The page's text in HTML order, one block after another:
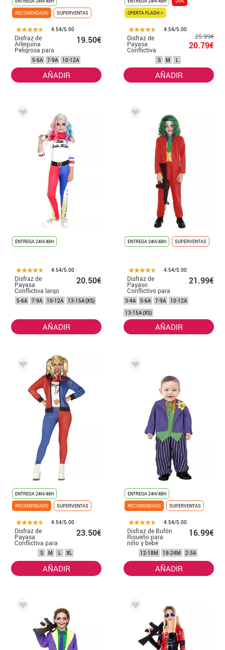
RECOMENDADO
SUPERVENTAS
4.54/5.00
Disfraz de
Arlequina
Peligrosa para
niña
19.50€
5-6A 7-9A 10-12A
AÑADIR
OFERTA FLASH ⚡
4.54/5.00
Disfraz de
Payasa
Conflictiva
dorada para
25.99€
20.79€
S M L
AÑADIR
ENTREGA 24H/48H
4.54/5.00
Disfraz de
Payasa
Conflictiva largo
para niña
20.50€
5-6A 7-9A 10-12A 13-15A (XS)
AÑADIR
ENTREGA 24H/48H SUPERVENTAS
4.54/5.00
Disfraz de
Payaso
Conflictivo para
niño
21.99€
3-4A 5-6A 7-9A
10-12A
13-15A (XS)
AÑADIR
ENTREGA 24H/48H
RECOMENDADO
SUPERVENTAS
4.54/5.00
Disfraz de
Payasa
Conflictiva para
23.50€
S M L XL
AÑADIR
ENTREGA 24H/48H
RECOMENDADO
SUPERVENTAS
4.54/5.00
Disfraz de Bufón
Risueño para
niño y bebé
16.99€
12-18M 18-24M 2-3A
AÑADIR